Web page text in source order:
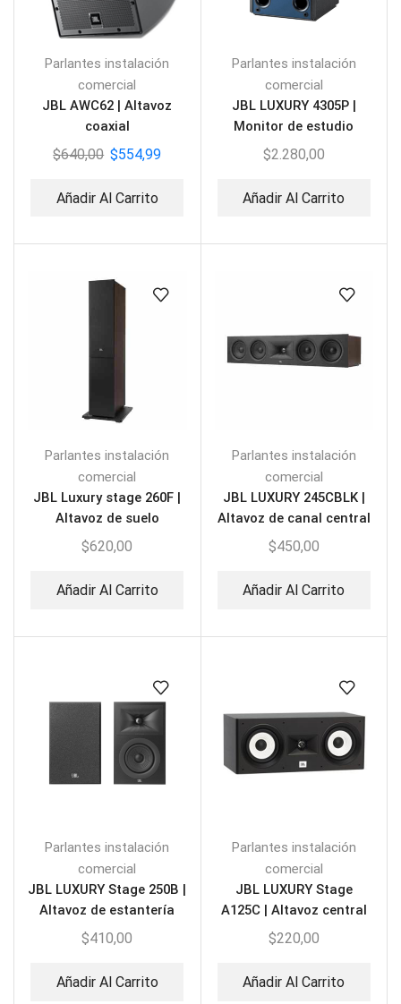
Parlantes instalación
comercial
JBL AWC62 | Altavoz
coaxial
$640,00 $554,99
Añadir Al Carrito
Parlantes instalación
comercial
JBL LUXURY 4305P |
Monitor de estudio
$2.280,00
Añadir Al Carrito
Parlantes instalación
comercial
JBL Luxury stage 260F |
Altavoz de suelo
$620,00
Añadir Al Carrito
Parlantes instalación
comercial
JBL LUXURY 245CBLK |
Altavoz de canal central
$450,00
Añadir Al Carrito
Parlantes instalación
comercial
JBL LUXURY Stage 250B |
Altavoz de estantería
(PAR)
$410,00
Añadir Al Carrito
Parlantes instalación
comercial
JBL LUXURY Stage
A125C | Altavoz central
$220,00
Añadir Al Carrito